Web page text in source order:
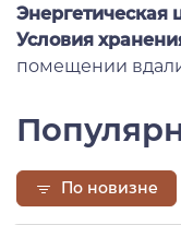
Энергетическая
Условия
помещении вдали
По новизне